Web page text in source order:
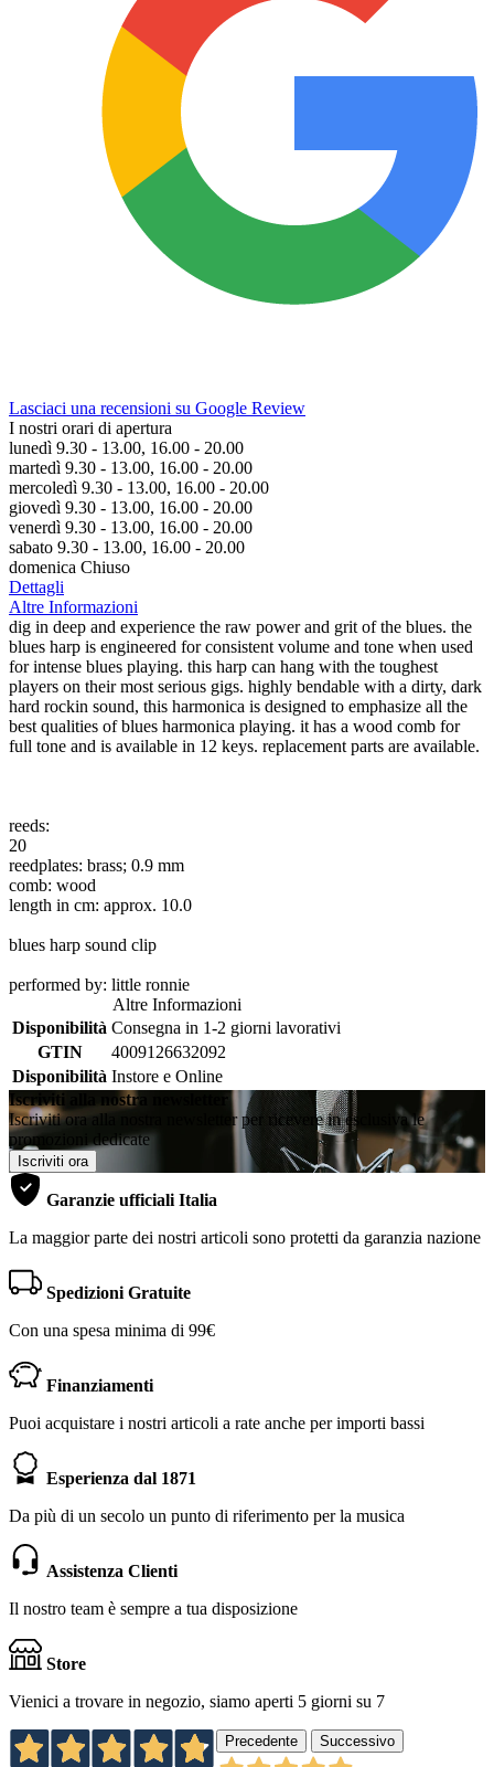
Lasciaci una recensioni su Google Review
I nostri orari di apertura
lunedì 9.30 - 13.00, 16.00 - 20.00
martedì 9.30 - 13.00, 16.00 - 20.00
mercoledì 9.30 - 13.00, 16.00 - 20.00
giovedì 9.30 - 13.00, 16.00 - 20.00
venerdì 9.30 - 13.00, 16.00 - 20.00
sabato 9.30 - 13.00, 16.00 - 20.00
domenica Chiuso
Dettagli
Altre Informazioni
dig in deep and experience the raw power and grit of the blues. the
blues harp is engineered for consistent volume and tone when used
for intense blues playing. this harp can hang with the toughest
players on their most serious gigs. highly bendable with a dirty, dark
hard rockin sound, this harmonica is designed to emphasize all the
best qualities of blues harmonica playing. it has a wood comb for
full tone and is available in 12 keys. replacement parts are available.
reeds:
20
reedplates: brass; 0.9 mm
comb: wood
length in cm: approx. 10.0
blues harp sound clip
performed by: little ronnie
Altre Informazioni
Disponibilità Consegna in 1-2 giorni lavorativi
GTIN
4009126632092
Disponibilità Instore e Online
Iscriviti alla nostra newsletter
Iscriviti ora alla nostra newsletter per ricevere in esclusiva le
promozioni dedicate
Iscriviti ora
Garanzie ufficiali Italia
La maggior parte dei nostri articoli sono protetti da garanzia nazione
Spedizioni Gratuite
Con una spesa minima di 99€
Finanziamenti
Puoi acquistare i nostri articoli a rate anche per importi bassi
Esperienza dal 1871
Da più di un secolo un punto di riferimento per la musica
Assistenza Clienti
Il nostro team è sempre a tua disposizione
Store
Vienici a trovare in negozio, siamo aperti 5 giorni su 7
Precedente Successivo